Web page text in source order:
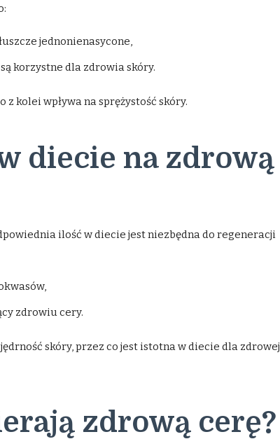
jednonienasycone,
korzystne dla zdrowia skóry.
kolei wpływa na sprężystość skóry.
diecie na zdrową
ilość w diecie jest niezbędna do regeneracji
zdrowiu cery.
skóry, przez co jest istotna w diecie dla zdrowej
zdrową cerę?